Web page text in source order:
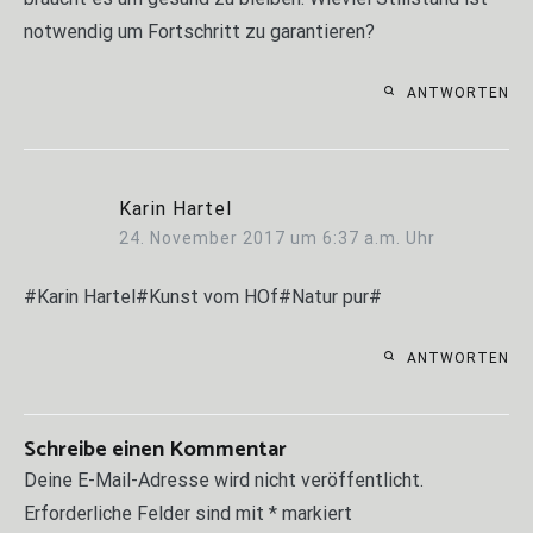
notwendig um Fortschritt zu garantieren?
ANTWORTEN
Karin Hartel
24. November 2017 um 6:37 a.m. Uhr
#Karin Hartel#Kunst vom HOf#Natur pur#
ANTWORTEN
Schreibe einen Kommentar
Deine E-Mail-Adresse wird nicht veröffentlicht.
Erforderliche Felder sind mit * markiert